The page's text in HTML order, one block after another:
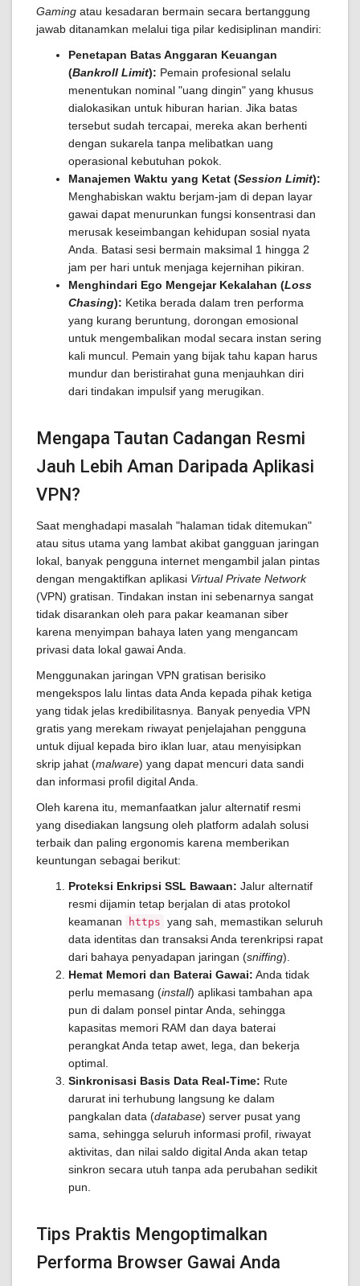
Gaming atau kesadaran bermain secara bertanggung
jawab ditanamkan melalui tiga pilar kedisiplinan mandiri:
Penetapan Batas Anggaran Keuangan
(Bankroll Limit): Pemain profesional selalu
menentukan nominal "uang dingin" yang khusus
dialokasikan untuk hiburan harian. Jika batas
tersebut sudah tercapai, mereka akan berhenti
dengan sukarela tanpa melibatkan uang
operasional kebutuhan pokok.
Manajemen Waktu yang Ketat (Session Limit):
Menghabiskan waktu berjam-jam di depan layar
gawai dapat menurunkan fungsi konsentrasi dan
merusak keseimbangan kehidupan sosial nyata
Anda. Batasi sesi bermain maksimal 1 hingga 2
jam per hari untuk menjaga kejernihan pikiran.
Menghindari Ego Mengejar Kekalahan (Loss
Chasing): Ketika berada dalam tren performa
yang kurang beruntung, dorongan emosional
untuk mengembalikan modal secara instan sering
kali muncul. Pemain yang bijak tahu kapan harus
mundur dan beristirahat guna menjauhkan diri
dari tindakan impulsif yang merugikan.
Mengapa Tautan Cadangan Resmi
Jauh Lebih Aman Daripada Aplikasi
VPN?
Saat menghadapi masalah "halaman tidak ditemukan"
atau situs utama yang lambat akibat gangguan jaringan
lokal, banyak pengguna internet mengambil jalan pintas
dengan mengaktifkan aplikasi Virtual Private Network
(VPN) gratisan. Tindakan instan ini sebenarnya sangat
tidak disarankan oleh para pakar keamanan siber
karena menyimpan bahaya laten yang mengancam
privasi data lokal gawai Anda.
Menggunakan jaringan VPN gratisan berisiko
mengekspos lalu lintas data Anda kepada pihak ketiga
yang tidak jelas kredibilitasnya. Banyak penyedia VPN
gratis yang merekam riwayat penjelajahan pengguna
untuk dijual kepada biro iklan luar, atau menyisipkan
skrip jahat (malware) yang dapat mencuri data sandi
dan informasi profil digital Anda.
Oleh karena itu, memanfaatkan jalur alternatif resmi
yang disediakan langsung oleh platform adalah solusi
terbaik dan paling ergonomis karena memberikan
keuntungan sebagai berikut:
Proteksi Enkripsi SSL Bawaan: Jalur alternatif
resmi dijamin tetap berjalan di atas protokol
keamanan
https yang sah, memastikan seluruh
data identitas dan transaksi Anda terenkripsi rapat
dari bahaya penyadapan jaringan (sniffing).
Hemat Memori dan Baterai Gawai: Anda tidak
perlu memasang (install) aplikasi tambahan apa
pun di dalam ponsel pintar Anda, sehingga
kapasitas memori RAM dan daya baterai
perangkat Anda tetap awet, lega, dan bekerja
optimal.
Sinkronisasi Basis Data Real-Time: Rute
darurat ini terhubung langsung ke dalam
pangkalan data (database) server pusat yang
sama, sehingga seluruh informasi profil, riwayat
aktivitas, dan nilai saldo digital Anda akan tetap
sinkron secara utuh tanpa ada perubahan sedikit
pun.
Tips Praktis Mengoptimalkan
Performa Browser Gawai Anda